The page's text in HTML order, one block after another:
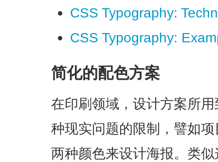
CSS Typography:
CSS Typography:
简化的配色方案
在印刷领域，设计方案所
种现实问题的限制，譬如
两种颜色来设计海报。类